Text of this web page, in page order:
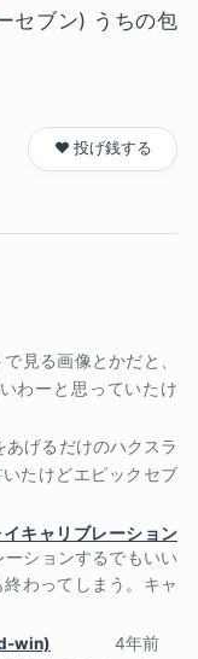
セブン) うちの包
❤️ 投げ銭する
見る画像とかだと、
わーと思っていたけ
げるだけのハクスラ
たけどエピックセブ
キャリブレーション
ションするでもいい
わってしまう。キャ
4年前